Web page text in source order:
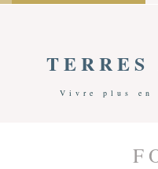
TERRES
Vivre plus en